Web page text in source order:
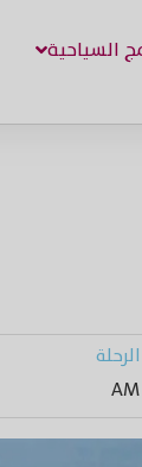
السياحية